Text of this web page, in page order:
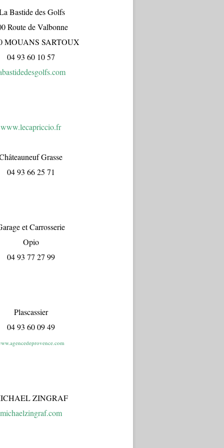
Bastide des Golfs
Route de Valbonne
MOUANS SARTOUX
04 93 60 10 57
www.lecapriccio.fr
Grasse
04 93 66 25 71
et Carrosserie
Opio
04 93 77 27 99
Plascassier
04 93 60 09 49
ZINGRAF
michaelzingraf.com